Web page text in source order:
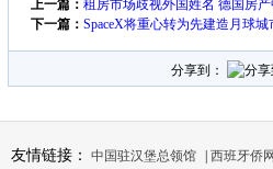
上一篇： 租房市场歧视外国姓名 德国房
下一篇： SpaceX将重心转为先建造月球城
分享到：
友情链接： 中国驻汉堡总领馆 西班牙侨网